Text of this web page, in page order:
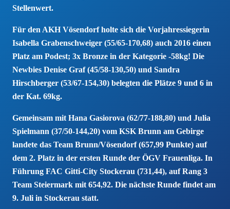
Stellenwert.
Für den AKH Vösendorf holte sich die Vorjahressiegerin
Isabella Grabenschweiger (55/65-170,68) auch 2016 einen
Platz am Podest; 3x Bronze in der Kategorie -58kg! Die
Newbies Denise Graf (45/58-130,50) und Sandra
Hirschberger (53/67-154,30) belegten die Plätze 9 und 6 in
der Kat. 69kg.
Gemeinsam mit Hana Gasiorova (62/77-188,80) und Julia
Spielmann (37/50-144,20) vom KSK Brunn am Gebirge
landete das Team Brunn/Vösendorf (657,99 Punkte) auf
dem 2. Platz in der ersten Runde der ÖGV Frauenliga. In
Führung FAC Gitti-City Stockerau (731,44), auf Rang 3
Team Steiermark mit 654,92. Die nächste Runde findet am
9. Juli in Stockerau statt.